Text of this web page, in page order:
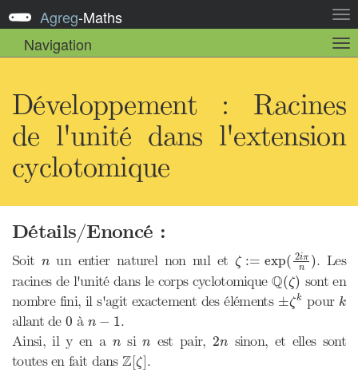
la
Agreg-Maths
Navigation
la
Développement : Racines
de l'unité dans l'extension
cyclotomique
Détails/Enoncé :
Soit n
nun entier naturel non nul et ζ := exp( 2iπ
n
)
ζ 2i πn ) . Les
racines de l'unité dans le corps cyclotomique Q(ζ)
Q( ζ) sont en
nombre fini, il s'agit exactement des éléments ±ζk
± ζk pour k
k
allant de 0
0 à n − 1
n
.
Ainsi, il y en a n
nsin
n est pair, 2n
2n sinon, et elles sont
toutes en fait dansZ[ζ]
Z[ζ].